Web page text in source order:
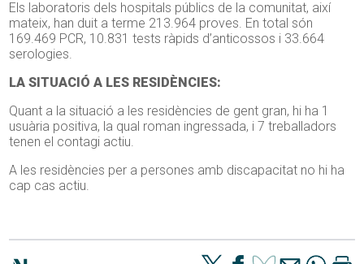
Els laboratoris dels hospitals públics de la comunitat, així
mateix, han duit a terme 213.964 proves. En total són
169.469 PCR, 10.831 tests ràpids d’anticossos i 33.664
serologies.
LA SITUACIÓ A LES RESIDÈNCIES:
Quant a la situació a les residències de gent gran, hi ha 1
usuària positiva, la qual roman ingressada, i 7 treballadors
tenen el contagi actiu.
A les residències per a persones amb discapacitat no hi ha
cap cas actiu.